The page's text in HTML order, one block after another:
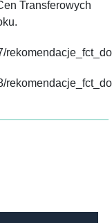
Transferowych